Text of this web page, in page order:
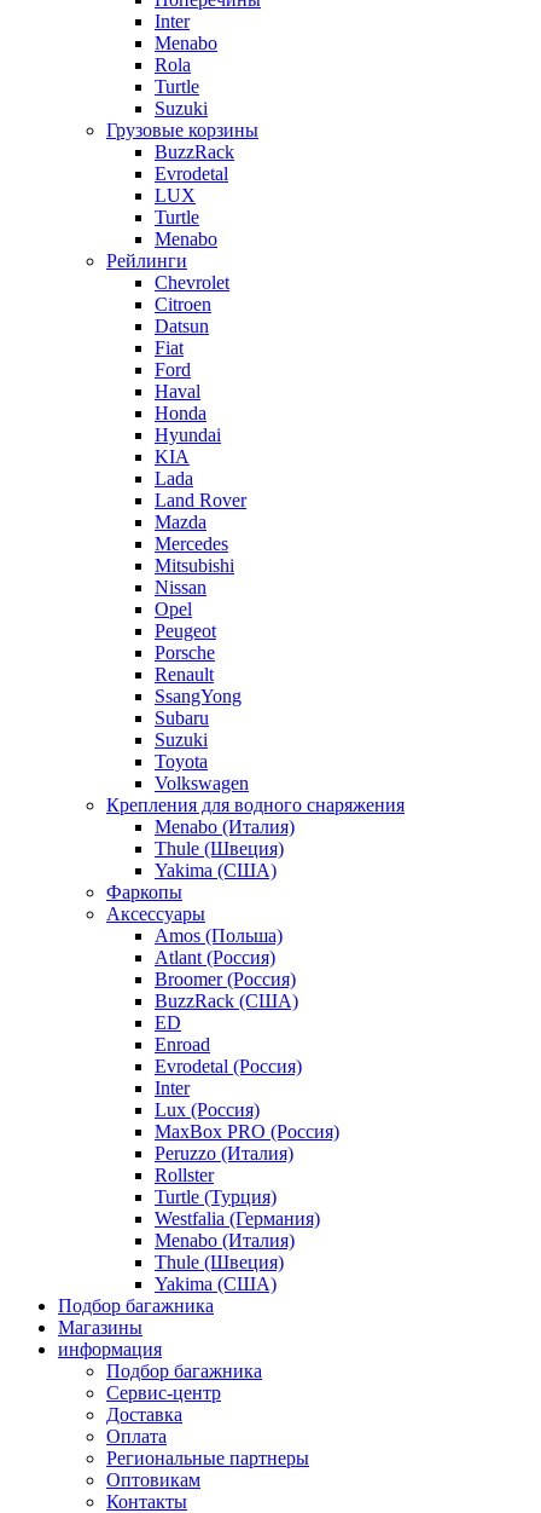
Inter
Menabo
Rola
Turtle
Suzuki
Грузовые корзины
BuzzRack
Evrodetal
LUX
Turtle
Menabo
Рейлинги
Chevrolet
Citroen
Datsun
Fiat
Ford
Haval
Honda
Hyundai
KIA
Lada
Land Rover
Mazda
Mercedes
Mitsubishi
Nissan
Opel
Peugeot
Porsche
Renault
SsangYong
Subaru
Suzuki
Toyota
Volkswagen
Крепления для водного снаряжения
Menabo (Италия)
Thule (Швеция)
Yakima (США)
Фаркопы
Аксессуары
Amos (Польша)
Atlant (Россия)
Broomer (Россия)
BuzzRack (США)
ED
Enroad
Evrodetal (Россия)
Inter
Lux (Россия)
MaxBox PRO (Россия)
Peruzzo (Италия)
Rollster
Turtle (Турция)
Westfalia (Германия)
Menabo (Италия)
Thule (Швеция)
Yakima (США)
Подбор багажника
Магазины
информация
Подбор багажника
Сервис-центр
Доставка
Оплата
Региональные партнеры
Оптовикам
Контакты